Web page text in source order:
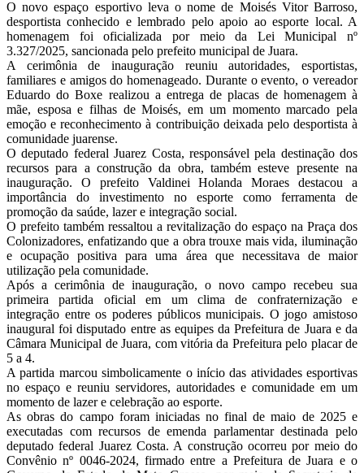
O novo espaço esportivo leva o nome de Moisés Vitor Barroso,
desportista conhecido e lembrado pelo apoio ao esporte local. A
homenagem foi oficializada por meio da Lei Municipal nº
3.327/2025, sancionada pelo prefeito municipal de Juara.
A cerimônia de inauguração reuniu autoridades, esportistas,
familiares e amigos do homenageado. Durante o evento, o vereador
Eduardo do Boxe realizou a entrega de placas de homenagem à
mãe, esposa e filhas de Moisés, em um momento marcado pela
emoção e reconhecimento à contribuição deixada pelo desportista à
comunidade juarense.
O deputado federal Juarez Costa, responsável pela destinação dos
recursos para a construção da obra, também esteve presente na
inauguração. O prefeito Valdinei Holanda Moraes destacou a
importância do investimento no esporte como ferramenta de
promoção da saúde, lazer e integração social.
O prefeito também ressaltou a revitalização do espaço na Praça dos
Colonizadores, enfatizando que a obra trouxe mais vida, iluminação
e ocupação positiva para uma área que necessitava de maior
utilização pela comunidade.
Após a cerimônia de inauguração, o novo campo recebeu sua
primeira partida oficial em um clima de confraternização e
integração entre os poderes públicos municipais. O jogo amistoso
inaugural foi disputado entre as equipes da Prefeitura de Juara e da
Câmara Municipal de Juara, com vitória da Prefeitura pelo placar de
5 a 4.
A partida marcou simbolicamente o início das atividades esportivas
no espaço e reuniu servidores, autoridades e comunidade em um
momento de lazer e celebração ao esporte.
As obras do campo foram iniciadas no final de maio de 2025 e
executadas com recursos de emenda parlamentar destinada pelo
deputado federal Juarez Costa. A construção ocorreu por meio do
Convênio nº 0046-2024, firmado entre a Prefeitura de Juara e o